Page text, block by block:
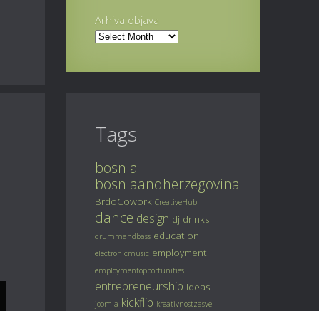
Arhiva objava
Tags
bosnia
bosniaandherzegovina
BrdoCowork CreativeHub
dance design dj drinks
drummandbass education
electronicmusic employment
employmentopportunities
entrepreneurship ideas
joomla kickflip kreativnostzasve